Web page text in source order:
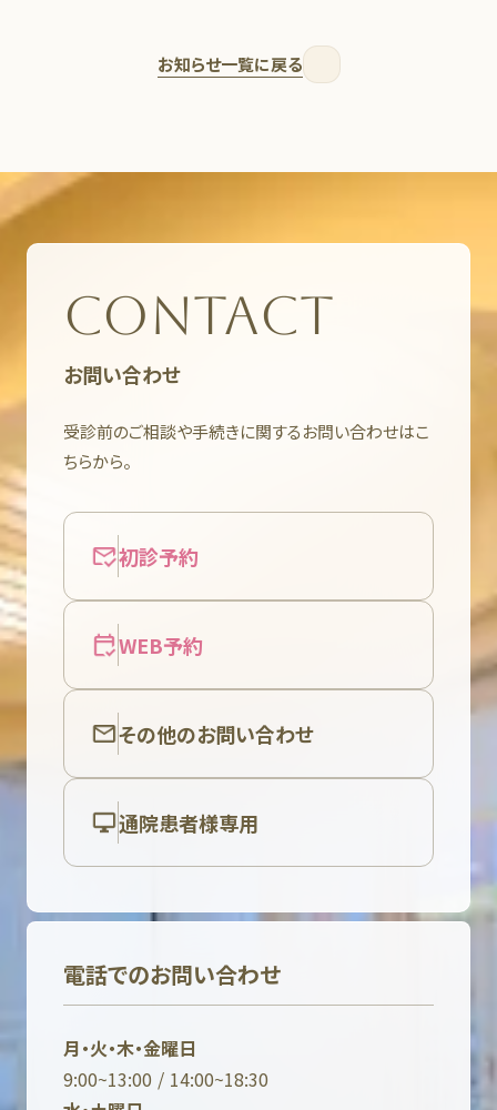
お知らせ一覧に戻る
CONTACT
お問い合わせ
受診前のご相談や手続きに関するお問い合わせはこ
ちらから。
初診予約
WEB予約
その他のお問い合わせ
通院患者様専用
電話でのお問い合わせ
月・火・木・金曜日
9:00~13:00 / 14:00~18:30